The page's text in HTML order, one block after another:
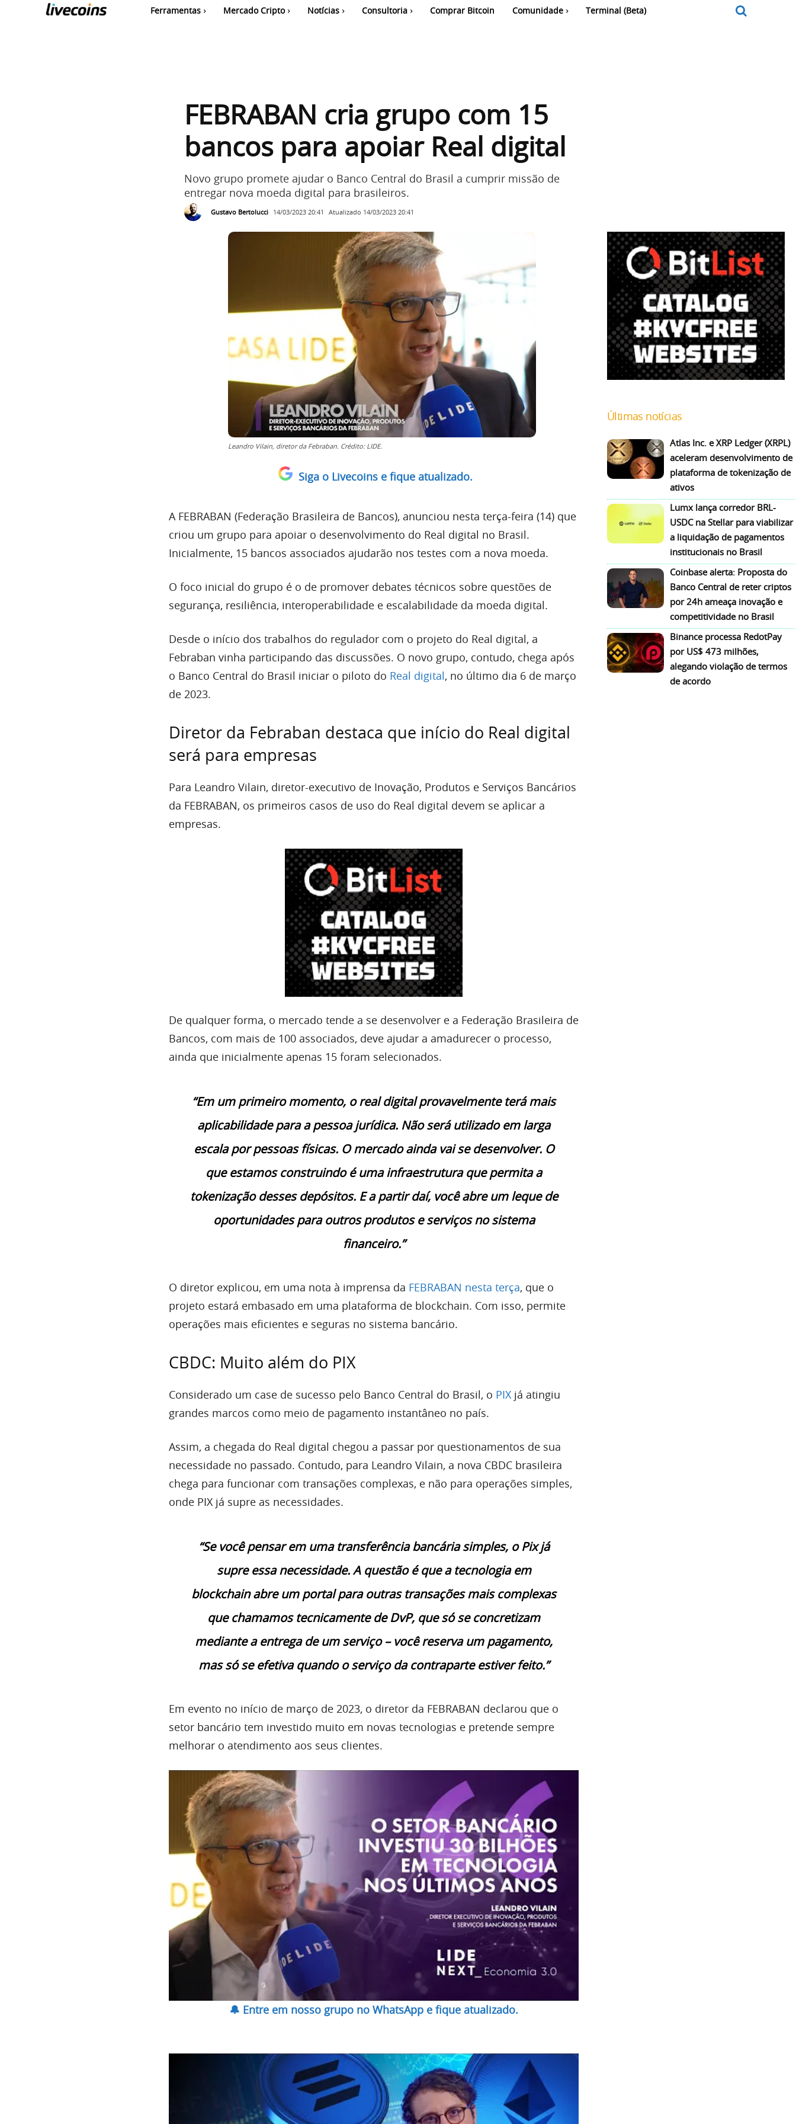
Ferramentas Mercado Cripto Notícias Consultoria Comprar Bitcoin Comunidade Terminal (Beta)
FEBRABAN cria grupo com 15
bancos para apoiar Real digital
Novo grupo promete ajudar o Banco Central do Brasil a cumprir missão de
entregar nova moeda digital para brasileiros.
Gustavo Bertolucci 14/03/2023 20:41 Atualizado 14/03/2023 20:41
Leandro Vilain, diretor da Febraban. Crédito: LIDE.
Siga o Livecoins e fique atualizado.
A FEBRABAN (Federação Brasileira de Bancos), anunciou nesta terça-feira (14) que
criou um grupo para apoiar o desenvolvimento do Real digital no Brasil.
Inicialmente, 15 bancos associados ajudarão nos testes com a nova moeda.
O foco inicial do grupo é o de promover debates técnicos sobre questões de
segurança, resiliência, interoperabilidade e escalabilidade da moeda digital.
Desde o início dos trabalhos do regulador com o projeto do Real digital, a
Febraban vinha participando das discussões. O novo grupo, contudo, chega após
o Banco Central do Brasil iniciar o piloto do Real digital, no último dia 6 de março
de 2023.
Diretor da Febraban destaca que início do Real digital
será para empresas
Para Leandro Vilain, diretor-executivo de Inovação, Produtos e Serviços Bancários
da FEBRABAN, os primeiros casos de uso do Real digital devem se aplicar a
empresas.
De qualquer forma, o mercado tende a se desenvolver e a Federação Brasileira de
Bancos, com mais de 100 associados, deve ajudar a amadurecer o processo,
ainda que inicialmente apenas 15 foram selecionados.
“Em um primeiro momento, o real digital provavelmente terá mais
aplicabilidade para a pessoa jurídica. Não será utilizado em larga
escala por pessoas físicas. O mercado ainda vai se desenvolver. O
que estamos construindo é uma infraestrutura que permita a
tokenização desses depósitos. E a partir daí, você abre um leque de
oportunidades para outros produtos e serviços no sistema
financeiro.”
O diretor explicou, em uma nota à imprensa da FEBRABAN nesta terça, que o
projeto estará embasado em uma plataforma de blockchain. Com isso, permite
operações mais eficientes e seguras no sistema bancário.
CBDC: Muito além do PIX
Considerado um case de sucesso pelo Banco Central do Brasil, o PIX já atingiu
grandes marcos como meio de pagamento instantâneo no país.
Assim, a chegada do Real digital chegou a passar por questionamentos de sua
necessidade no passado. Contudo, para Leandro Vilain, a nova CBDC brasileira
chega para funcionar com transações complexas, e não para operações simples,
onde PIX já supre as necessidades.
“Se você pensar em uma transferência bancária simples, o Pix já
supre essa necessidade. A questão é que a tecnologia em
blockchain abre um portal para outras transações mais complexas
que chamamos tecnicamente de DvP, que só se concretizam
mediante a entrega de um serviço – você reserva um pagamento,
mas só se efetiva quando o serviço da contraparte estiver feito.”
Em evento no início de março de 2023, o diretor da FEBRABAN declarou que o
setor bancário tem investido muito em novas tecnologias e pretende sempre
melhorar o atendimento aos seus clientes.
🔔 Entre em nosso grupo no WhatsApp e fique atualizado.
Últimas notícias
Atlas Inc. e XRP Ledger (XRPL)
aceleram desenvolvimento de
plataforma de tokenização de
ativos
Lumx lança corredor BRL-
USDC na Stellar para viabilizar
a liquidação de pagamentos
institucionais no Brasil
Coinbase alerta: Proposta do
Banco Central de reter criptos
por 24h ameaça inovação e
competitividade no Brasil
Binance processa RedotPay
por US$ 473 milhões,
alegando violação de termos
de acordo